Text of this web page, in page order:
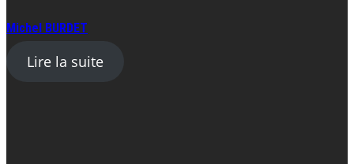
Michel BURDET
Lire la suite